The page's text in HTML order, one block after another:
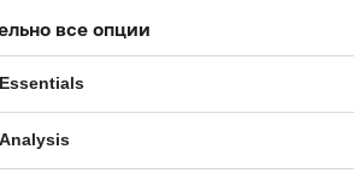
Miele@Mobile
19, срок действия с
все опции